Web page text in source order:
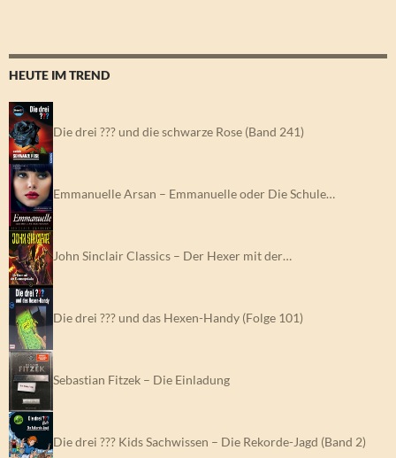
HEUTE IM TREND
Die drei ??? und die schwarze Rose (Band 241)
Emmanuelle Arsan – Emmanuelle oder Die Schule…
John Sinclair Classics – Der Hexer mit der…
Die drei ??? und das Hexen-Handy (Folge 101)
Sebastian Fitzek – Die Einladung
Die drei ??? Kids Sachwissen – Die Rekorde-Jagd (Band 2)